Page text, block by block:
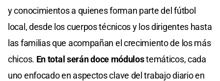
y conocimientos a quienes forman parte del fútbol
local, desde los cuerpos técnicos y los dirigentes hasta
las familias que acompañan el crecimiento de los más
chicos. En total serán doce módulostemáticos, cada
uno enfocado en aspectos clave del trabajo diario en